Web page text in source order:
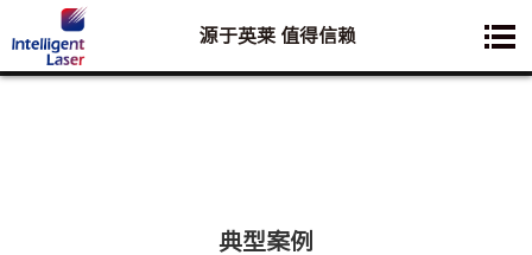
您想要了解的业务是:
源于英莱 值得信赖
典型案例